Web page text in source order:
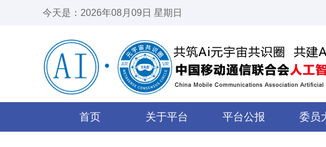
今天是：2026年08月09日 星期日
首页 关于平台 平台公报 委员